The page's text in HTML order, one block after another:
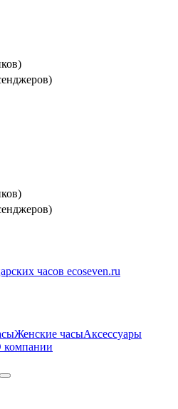
Женские часыАксессуары
компании